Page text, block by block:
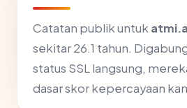
Catatan publik untuk
sekitar 26.1 tahun.
status SSL langsung,
dasar skor kepercayaan